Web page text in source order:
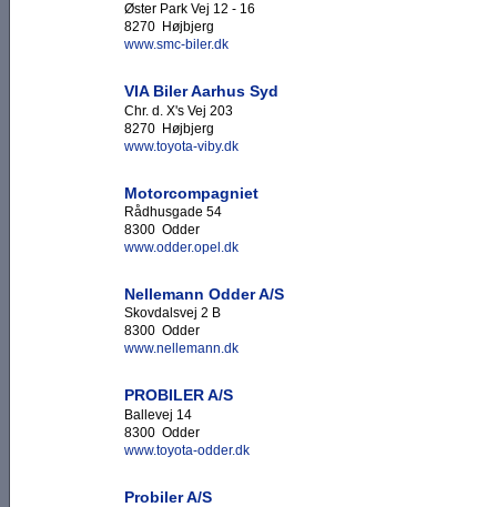
Øster Park Vej 12 - 16
8270 Højbjerg
www.smc-biler.dk
VIA Biler Aarhus Syd
Chr. d. X's Vej 203
8270 Højbjerg
www.toyota-viby.dk
Motorcompagniet
Rådhusgade 54
8300 Odder
www.odder.opel.dk
Nellemann Odder A/S
Skovdalsvej 2 B
8300 Odder
www.nellemann.dk
PROBILER A/S
Ballevej 14
8300 Odder
www.toyota-odder.dk
Probiler A/S